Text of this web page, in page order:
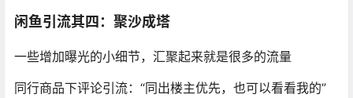
闲鱼引流其四：聚沙成塔
一些增加曝光的小细节，汇聚起来就是很多的流量
同行商品下评论引流：“同出楼主优先，也可以看看我的”